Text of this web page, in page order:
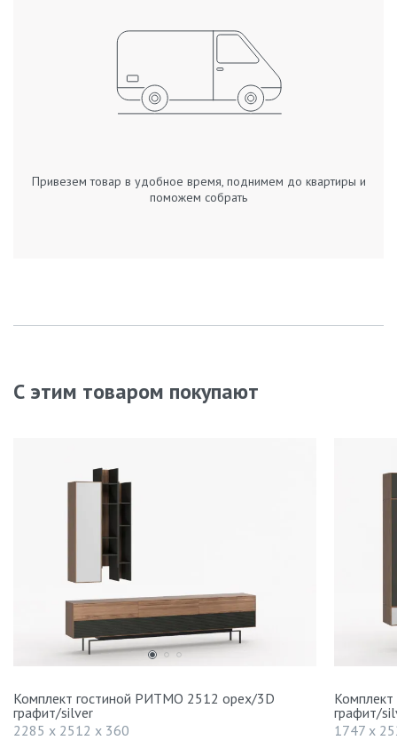
Привезем товар в удобное время, поднимем до квартиры и
поможем собрать
С этим товаром покупают
Комплект гостиной РИТМО 2512 орех/3D
графит/silver
2285 x 2512 x 360
графит/
1747 x